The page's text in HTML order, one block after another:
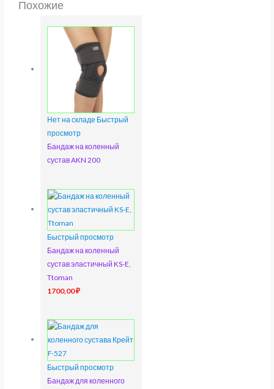
Похожие
Нет на складе Быстрый
просмотр
Бандаж на коленный
сустав AKN 200
Быстрый просмотр
Бандаж на коленный
сустав эластичный KS-E,
Ttoman
1700,00₽
Быстрый просмотр
Бандаж для коленного